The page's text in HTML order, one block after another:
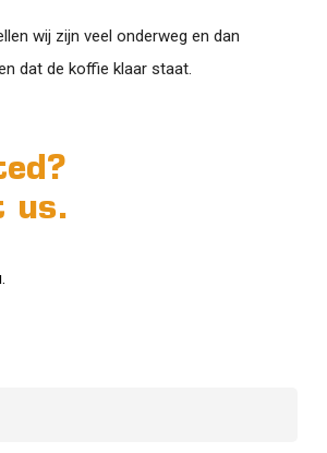
wij zijn veel onderweg en dan
dat de koffie klaar staat.
us.